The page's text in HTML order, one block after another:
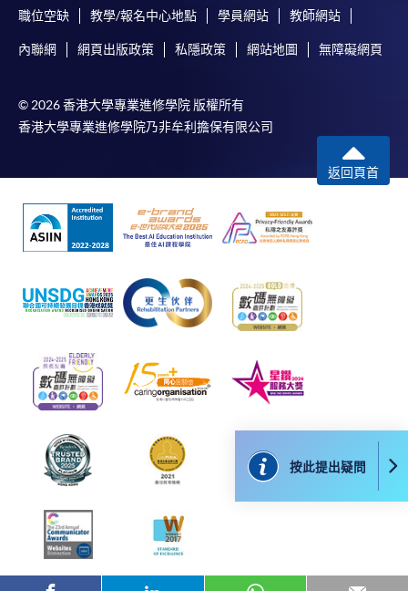
本學院會力求在有關網頁上刊載的資訊正確和合時，但本學院
卻不能為這些資訊作出任何明確或隱含的保證。本學院尤其不
本學院（包括其僱員及附屬機構）對你在網上付款而由下列原
因所導致的任何損失，一概不負責；上述原因包括：（1）由
付款銀行或獨立商戶因為付款的網關在處理付款的信用卡、付
款卡、智能卡或其他付款的設施時出現任何信息或資訊傳送的
失誤、延誤、中斷、中止、或限制（2）從付款的網關傳送而
來的任何信息或資訊中出現的疏忽、錯誤、誤差或遺漏；
（3）付款的網關在完成網上付款時出現的故障、失靈、或失
誤；（4）任何由付款的網關引起或與付款的網關相關的原
因，包括未獲授權進入、資料傳送的改動、任何非法行為等。
以上中文本純作參考之用，如內容與英文版本有任何歧義，一
切以英文版本為準。
付款方法
1. 現金、「易辦事」（EPS）、微信支付
(WeChat Pay) 或支付寶(Alipay)
申請人可親臨學院任何一所報名中心，以現金、「易
辦事」、微信支付（WeChat Pay）或支付寶
按此提出疑問
折
職位空缺 教學/報名中心地點 學員網站 教師網站
內聯網 網頁出版政策 私隱政策 網站地圖 無障礙網頁
© 2026 香港大學專業進修學院 版權所有
香港大學專業進修學院乃非牟利擔保有限公司
返回頁首